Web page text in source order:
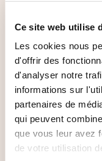
Ce site web utilise
Les cookies nous
d'offrir des
d'analyser notre
informations sur
partenaires de
qui peuvent
que vous leur avez
de votre utilisation
16.10.2026
EN 590,00€
14.12.2026
15.12.2026
Luxembourg